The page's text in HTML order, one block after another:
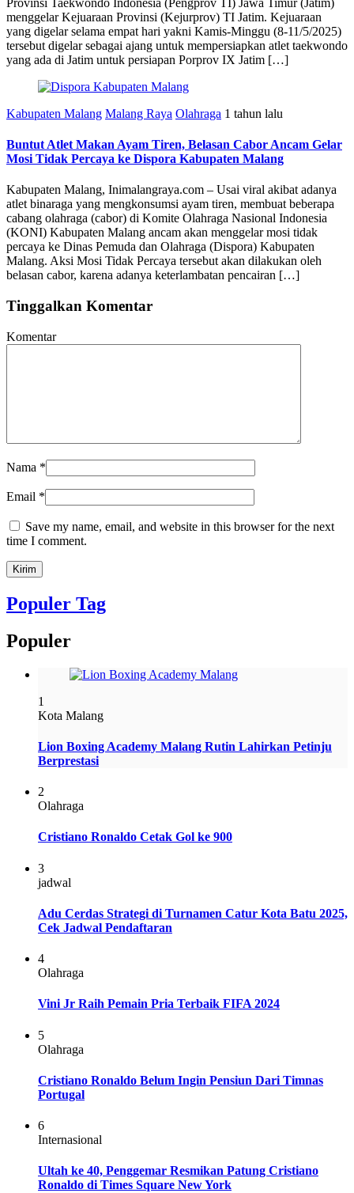
menggelar Kejuaraan Provinsi (Kejurprov) TI Jatim. Kejuaraan
yang digelar selama empat hari yakni Kamis-Minggu (8-11/5/2025)
tersebut digelar sebagai ajang untuk mempersiapkan atlet taekwondo
yang ada di Jatim untuk persiapan Porprov IX Jatim […]
Kabupaten Malang Malang Raya Olahraga 1 tahun lalu
Buntut Atlet Makan Ayam Tiren, Belasan Cabor Ancam Gelar
Mosi Tidak Percaya ke Dispora Kabupaten Malang
Kabupaten Malang, Inimalangraya.com – Usai viral akibat adanya
atlet binaraga yang mengkonsumsi ayam tiren, membuat beberapa
cabang olahraga (cabor) di Komite Olahraga Nasional Indonesia
(KONI) Kabupaten Malang ancam akan menggelar mosi tidak
percaya ke Dinas Pemuda dan Olahraga (Dispora) Kabupaten
Malang. Aksi Mosi Tidak Percaya tersebut akan dilakukan oleh
belasan cabor, karena adanya keterlambatan pencairan […]
Tinggalkan Komentar
Komentar
Nama *
Email *
Save my name, email, and website in this browser for the next
time I comment.
Populer Tag
Populer
1
Kota Malang
Lion Boxing Academy Malang Rutin Lahirkan Petinju
Berprestasi
2
Olahraga
Cristiano Ronaldo Cetak Gol ke 900
3
jadwal
Adu Cerdas Strategi di Turnamen Catur Kota Batu 2025,
Cek Jadwal Pendaftaran
4
Olahraga
Vini Jr Raih Pemain Pria Terbaik FIFA 2024
5
Olahraga
Cristiano Ronaldo Belum Ingin Pensiun Dari Timnas
Portugal
6
Internasional
Ultah ke 40, Penggemar Resmikan Patung Cristiano
Ronaldo di Times Square New York